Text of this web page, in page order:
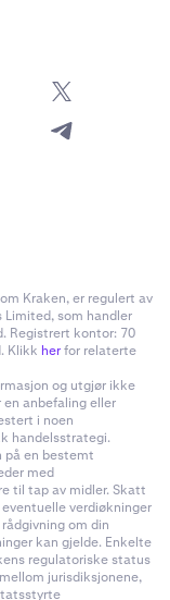
Kraken, er regulert av
Limited, som handler
Registrert kontor: 70
Klikk herfor relaterte
og utgjør ikke
anbefaling eller
i noen
handelsstrategi.
på en bestemt
med
til tap av midler. Skatt
verdiøkninger
om din
kan gjelde. Enkelte
regulatoriske status
jurisdiksjonene,